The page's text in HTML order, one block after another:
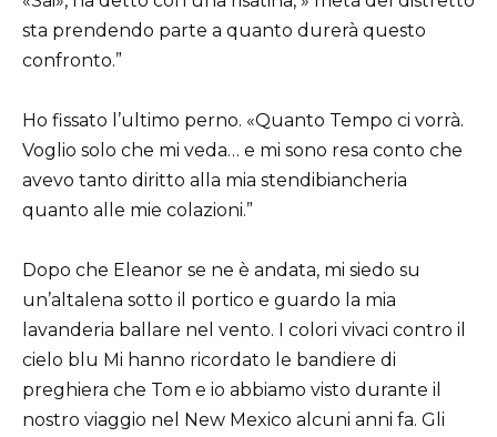
sta prendendo parte a quanto durerà questo
confronto.”
Ho fissato l’ultimo perno. «Quanto Tempo ci vorrà.
Voglio solo che mi veda… e mi sono resa conto che
avevo tanto diritto alla mia stendibiancheria
quanto alle mie colazioni.”
Dopo che Eleanor se ne è andata, mi siedo su
un’altalena sotto il portico e guardo la mia
lavanderia ballare nel vento. I colori vivaci contro il
cielo blu Mi hanno ricordato le bandiere di
preghiera che Tom e io abbiamo visto durante il
nostro viaggio nel New Mexico alcuni anni fa. Gli